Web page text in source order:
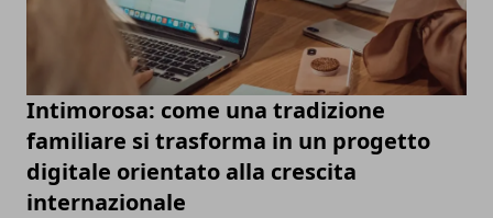
Intimorosa: come una tradizione
familiare si trasforma in un progetto
digitale orientato alla crescita
internazionale